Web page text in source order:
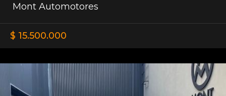
Mont Automotores
$ 15.500.000